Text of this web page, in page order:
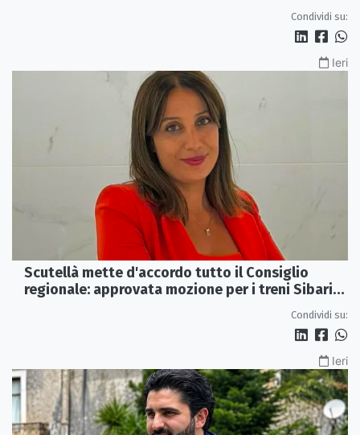
Condividi su:
Ieri
Scutellà mette d'accordo tutto il Consiglio
regionale: approvata mozione per i treni Sibari-
Condividi su:
Ieri